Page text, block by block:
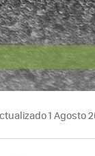
1 Agosto